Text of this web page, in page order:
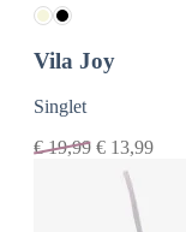
Vila Joy
Singlet
€19,99 € 13,99